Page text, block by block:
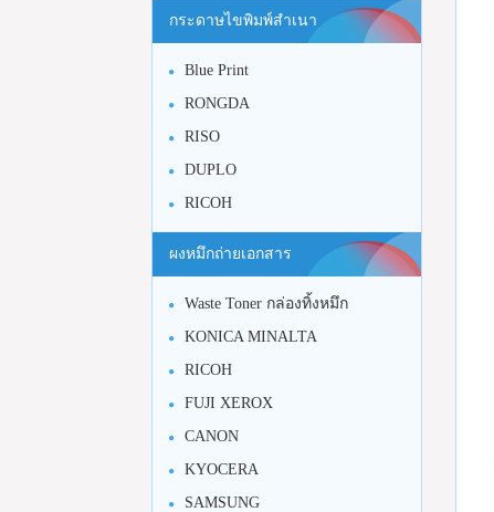
กระดาษไขพิมพ์สำเนา
Blue Print
RONGDA
RISO
DUPLO
RICOH
ผงหมึกถ่ายเอกสาร
Waste Toner กล่องทิ้งหมึก
KONICA MINALTA
RICOH
FUJI XEROX
CANON
KYOCERA
SAMSUNG